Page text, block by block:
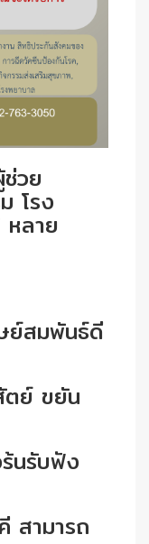
วย
โรง
หลาย
ย์สมพันธ์ดี
ตย์ ขยัน
นรับฟัง
สามารถ